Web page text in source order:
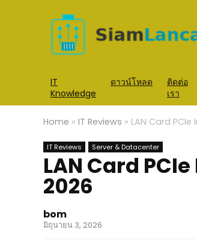
IT
Knowledge
ดาวน์โหลด
ติดต่อ
เรา
Home » IT Reviews » LAN Card
IT Reviews Server & Datacenter
LAN Card
2026
bom
มิถุนายน 3, 2026